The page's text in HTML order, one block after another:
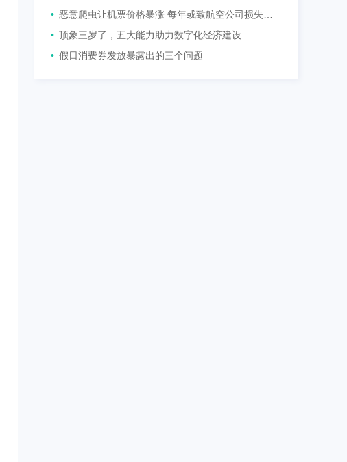
• 恶意爬虫让机票价格暴涨 每年或致航空公司损失十多亿元
• 顶象三岁了，五大能力助力数字化经济建设
• 假日消费券发放暴露出的三个问题